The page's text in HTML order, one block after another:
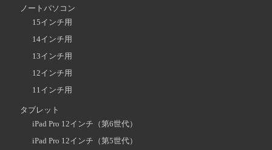
ノートパソコン
15インチ用
14インチ用
13インチ用
12インチ用
11インチ用
タブレット
iPad Pro 12インチ（第6世代）
iPad Pro 12インチ（第5世代）